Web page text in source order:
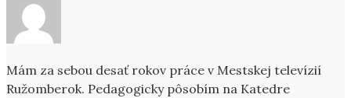
Mám za sebou desať rokov práce v Mestskej televízií
Ružomberok. Pedagogicky pôsobím na Katedre